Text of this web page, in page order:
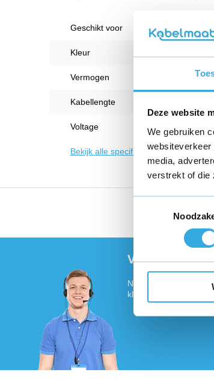
Deze website
We gebruiken
media,
verstrekt of die
Geschikt voor
Kleur
Vermogen
Kabellengte
Voltage
Bekijk alle specificaties
Vandaag
Vragen of
Neem contact met
klaar :)